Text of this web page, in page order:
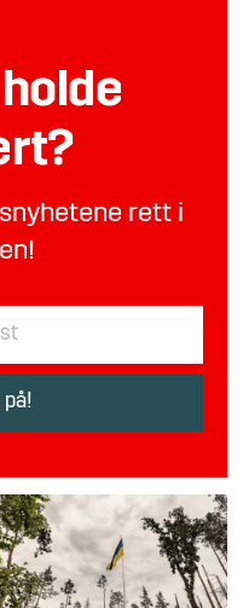
rett i